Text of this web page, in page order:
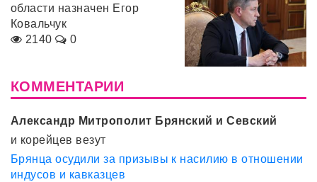
области назначен Егор
Ковальчук
2140
0
КОММЕНТАРИИ
Александр Митрополит Брянский и Севский
и корейцев везут
Брянца осудили за призывы к насилию в отношении
индусов и кавказцев